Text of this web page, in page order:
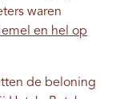
waren
en hel op
de beloning